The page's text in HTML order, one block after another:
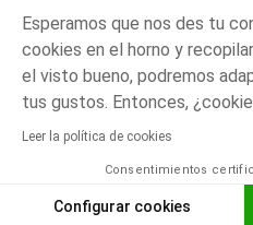
Esperamos que nos des tu
cookies en el horno y
el visto bueno, podremos
tus gustos. Entonces,
Leer la política de cookies
Consentimientos
Configurar cookies
Verde
El pago medidante
ELIGE UNA
Gestión de
Accesibilidad:
Orchestra adhiere al código de ética
electrónico y venta a distancia